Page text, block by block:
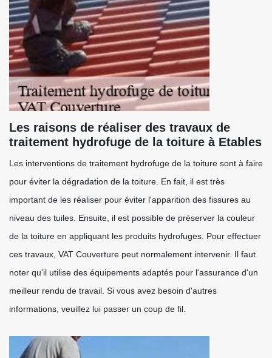
Les raisons de réaliser des travaux de
traitement hydrofuge de la toiture à Etables
Les interventions de traitement hydrofuge de la toiture sont à faire
pour éviter la dégradation de la toiture. En fait, il est très
important de les réaliser pour éviter l'apparition des fissures au
niveau des tuiles. Ensuite, il est possible de préserver la couleur
de la toiture en appliquant les produits hydrofuges. Pour effectuer
ces travaux, VAT Couverture peut normalement intervenir. Il faut
noter qu'il utilise des équipements adaptés pour l'assurance d'un
meilleur rendu de travail. Si vous avez besoin d'autres
informations, veuillez lui passer un coup de fil.